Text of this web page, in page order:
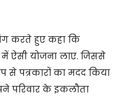
करते हुए कहा कि
में ऐसी योजना लाए. जिससे
पत्रकारों का मदद किया
परिवार के इकलौता